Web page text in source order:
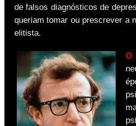
de falsos diagnósticos de
queriam tomar ou prescrever a
elitista.
O